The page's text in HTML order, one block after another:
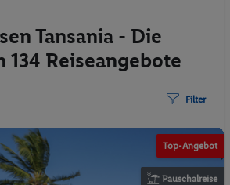
Tansania - Die
Reiseangebote
Filter
Top-Angebot
Pauschalreise